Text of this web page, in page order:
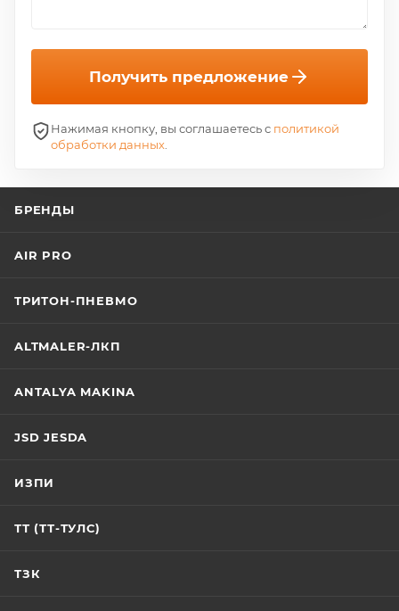
Получить предложение
Нажимая кнопку, вы соглашаетесь с политикой
обработки данных
БРЕНДЫ
AIR PRO
ТРИТОН-ПНЕВМО
ALTMALER-ЛКП
ANTALYA MAKINA
JSD JESDA
ИЗПИ
ТТ (ТТ-ТУЛС)
ТЗК